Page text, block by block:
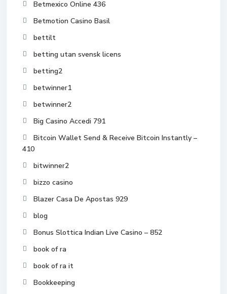
Betmexico Online 436
Betmotion Casino Basil
bettilt
betting utan svensk licens
betting2
betwinner1
betwinner2
Big Casino Accedi 791
Bitcoin Wallet Send & Receive Bitcoin Instantly –
410
bitwinner2
bizzo casino
Blazer Casa De Apostas 929
blog
Bonus Slottica Indian Live Casino – 852
book of ra
book of ra it
Bookkeeping